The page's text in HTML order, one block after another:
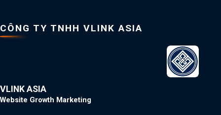
CÔNG TY TNHH VLINK ASIA
VLINK ASIA
Website Growth Marketing